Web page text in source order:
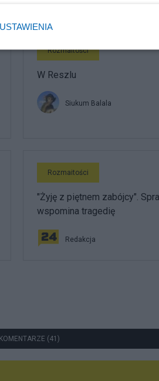
Rozmaitości
W Reszlu
Siukum Balala
Rozmaitości
"Żyję z piętnem zabójcy".
wspomina tragedię
Redakcja
(41)
USTAWIENIA